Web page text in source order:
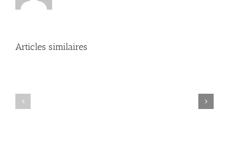
Articles similaires